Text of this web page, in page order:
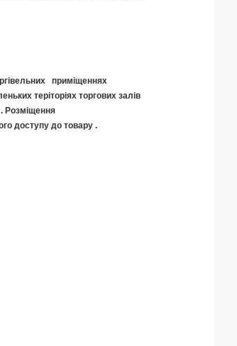
приміщеннях
теріторіях торгових залів
Розміщення
доступу до товару .